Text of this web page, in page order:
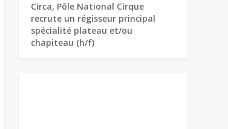
Circa, Pôle National Cirque
recrute un régisseur principal
spécialité plateau et/ou
chapiteau (h/f)